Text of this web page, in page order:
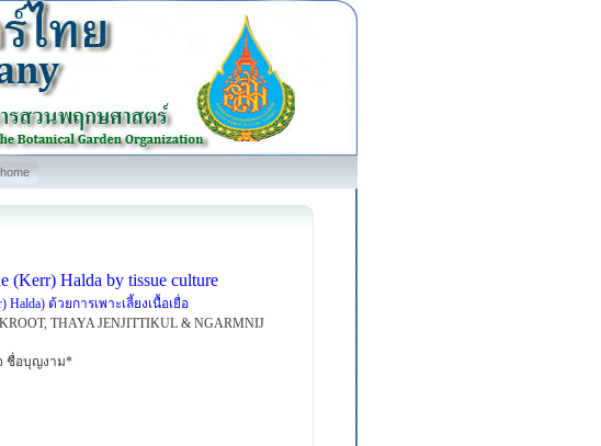
(Kerr) Halda by tissue culture
Halda) ด้วยการเพาะเลี้ยงเนื้อเยื่อ
THAYA JENJITTIKUL & NGARMNIJ
ชื่อบุญงาม*